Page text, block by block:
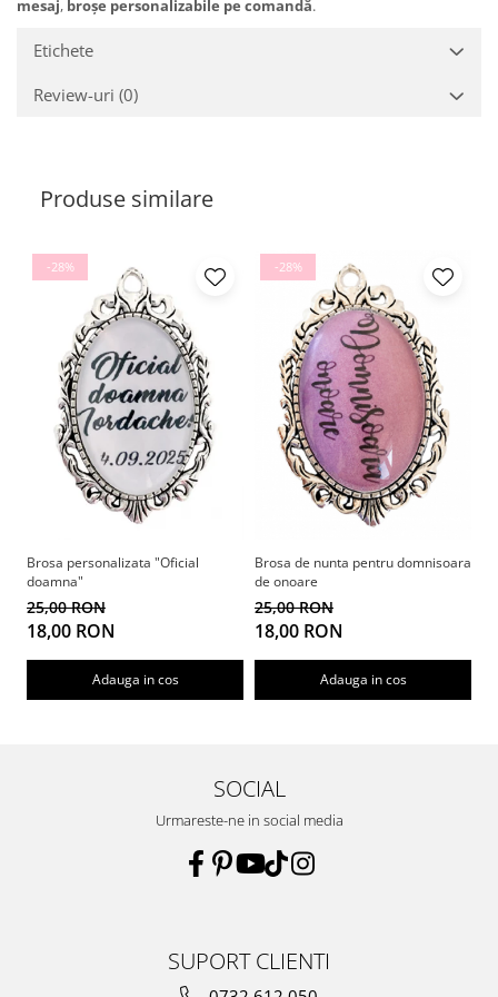
mesaj, broșe personalizabile pe comandă.
Etichete
Review-uri (0)
Produse similare
-28%
Brosa personalizata "Oficial
doamna"
25,00 RON
18,00 RON
Adauga in cos
-28%
Brosa de nunta pentru domnisoara
de onoare
25,00 RON
18,00 RON
Adauga in cos
SOCIAL
Urmareste-ne in social media
SUPORT CLIENTI